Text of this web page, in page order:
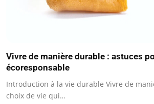
Vivre de manière durable : astuces
écoresponsable
Introduction à la vie durable Vivre de
choix de vie qui…